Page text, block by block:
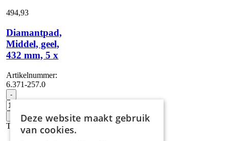
494,93
Diamantpad,
Middel, geel,
432 mm, 5 x
Artikelnummer:
6.371-257.0
- Diamantpad,
Middel,
432
mm,
Toevoegen
Deze website maakt gebruik
van cookies.